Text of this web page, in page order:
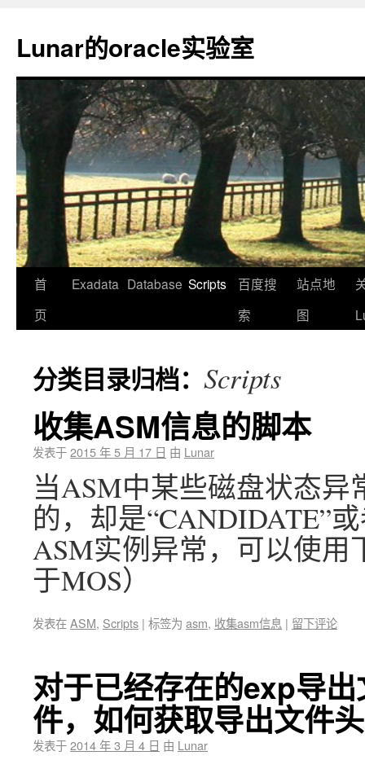
Lunar的oracle实验室
首
页
Exadata Database Scripts
百度搜
索
站点地
图
分类目录归档： Scripts
收集ASM信息的脚本
发表于2015 年 5 月 17 日 由 Lunar
当ASM中某些磁盘状态异
的，却是“CANDIDATE”
ASM实例异常，可以使
于MOS）
发表在ASM, Scripts | 标签为 asm, 收集asm信息 | 留下评论
对于已经存在的exp导
件，如何获取导出文件
发表于2014 年 3 月 4 日 由 Lunar